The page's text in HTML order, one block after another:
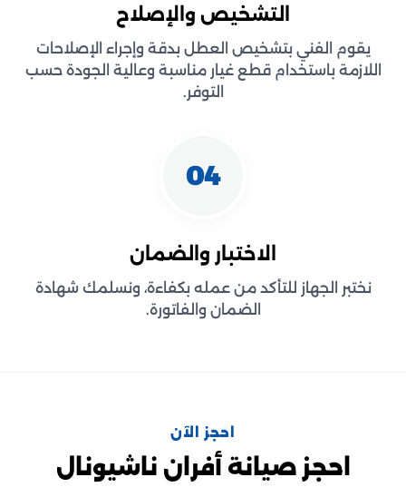
التشخيص والإصلاح
يقوم الفني بتشخيص العطل بدقة وإجراء الإصلاحات
اللازمة باستخدام قطع غيار مناسبة وعالية الجودة حسب
التوفر.
04
الاختبار والضمان
نختبر الجهاز للتأكد من عمله بكفاءة، ونسلمك شهادة
الضمان والفاتورة.
احجز الآن
احجز صيانة أفران ناشيونال